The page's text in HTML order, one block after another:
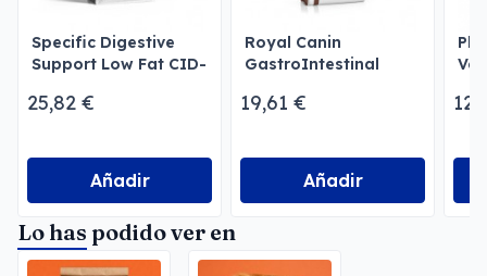
Specific Digestive
Support Low Fat CID-
25,82 €
Añadir
Royal Canin
GastroIntestinal
Perros
19,61 €
Añadir
Lo has podido ver en